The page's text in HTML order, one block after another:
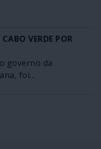
VERDE POR
governo da
foi...